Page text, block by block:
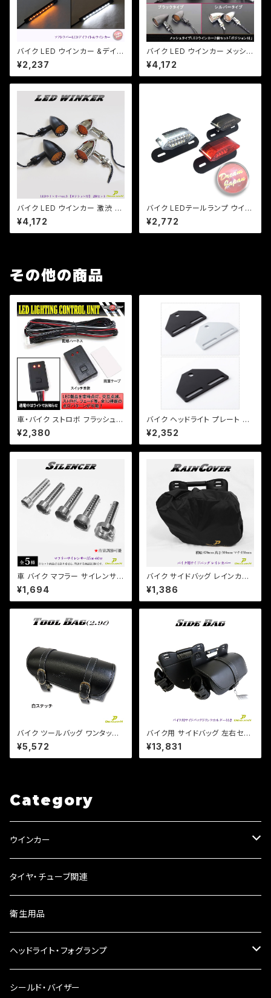
バイク LED ウインカー &デイラ
イト / 曲面・防水仕様/両面テー
プ/2本セット/マジェ/原付/CBR/
a353【クリックポスト送料無料】
¥2,237
バイク LED ウインカー メッシュ
タイプ 激渋 2個セット ポジショ
ン付 アメリカン レトロ チョッパ
ー a218
¥4,172
バイク LED ウインカー 激渋 激
光 / 2個セット / 【シルバー・ブラ
ック選択】ver.3 ポジションラン
プ付 アメリカン レトロ チョッパ
¥4,172
バイク LEDテールランプ ウイン
カー 一体型テール【レンズ色選
択】 汎用 ルーカス CB XJ SR
TW
¥2,772
その他の商品
車・バイク ストロボ フラッシュ
コントローラーユニット LED装
飾/フォグなど/点滅10パターン/
b125/【クリックポスト】
¥2,380
バイク ヘッドライト プレート ス
テー ベーツライトプレート カス
タム 【ブラック・シルバー選択】D
S TW セロー等【クリックポスト
¥2,352
車 バイク マフラー サイレンサー
インナー バッフル 消音 長さ140
mm 直径【35 42 45 48 60m
m 】【即納可能】 音量調整 (検)
¥1,694
バイク サイドバッグ レインカバ
ー 雨具 アジャスター付 470×3
00×150mm 【Dream-Japan
製】【クリックポスト】
¥1,386
バイク ツールバッグ ワンタッチ
型 黒 ブラック 内ポケット付き
簡単取り付け 【白ステッチ】 アメ
リカン 小物入れ 工具入 / マグ
¥5,572
バイク用 サイドバッグ 左右セッ
ト ドリンクホルダー レインカバ
ー付き /ドラッグスター/スポーツ
スター/ビラーゴ/マグナ
¥13,831
Category
ウインカー
ウインカーリレー
ウインカーレンズ
LEDウインカー
電球型ウインカー
タイヤ・チューブ関連
衛生用品
ヘッドライト・フォグランプ
ヘッドライト
シールド・バイザー